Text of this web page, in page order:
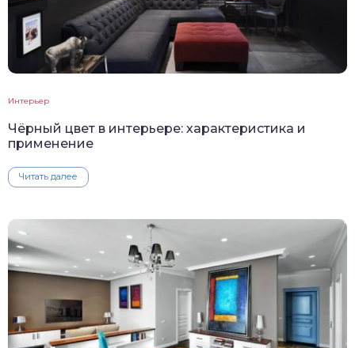
Интерьер
Чёрный цвет в интерьере: характеристика и
применение
Читать далее